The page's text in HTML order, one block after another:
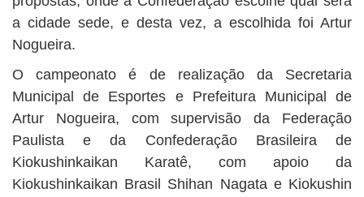
a cidade sede, e desta vez, a escolhida foi Artur
Nogueira.
O campeonato é de realização da Secretaria
Municipal de Esportes e Prefeitura Municipal de
Artur Nogueira, com supervisão da Federação
Paulista e da Confederação Brasileira de
Kiokushinkaikan Karatê, com apoio da
Kiokushinkaikan Brasil Shihan Nagata e Kiokushin